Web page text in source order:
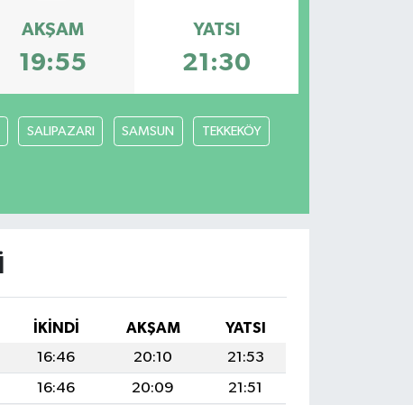
AKŞAM
19:55
YATSI
21:30
SALIPAZARI SAMSUN TEKKEKÖY
İKINDI AKŞAM
YATSI
16:46 20:10
21:53
16:46 20:09
21:51